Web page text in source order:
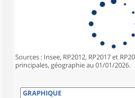
Sources : Insee, RP2012, RP2017 et
principales, géographie au 01/01/2026.